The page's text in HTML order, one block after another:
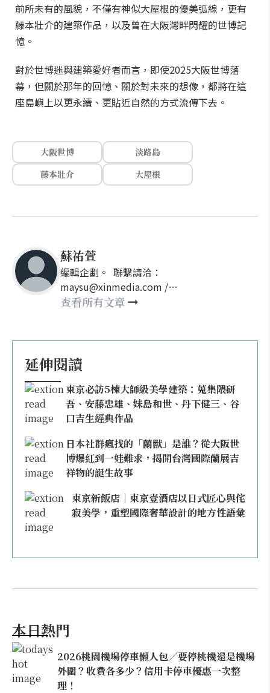
前所未有的風貌，不僅有神似大屋根的優美弧線，更有
藤本壯介的建築作品，以及曾在大阪灣畔閃耀的世博記
憶。
對於世博迷與建築愛好者而言，即使2025大阪世博落
幕，但關於那年的回憶、關於對未來的想像，都將在這
座島嶼上以更永續、更貼近自然的方式流傳下去。
大阪世博
淡路島
藤本壯介
大屋根
蘇祐萱
編輯企劃。 聯繫請洽：
maysu@xinmedia.com /
may860527@gmail.com
查看所有文章
延伸閱讀
東京必訪5棟大師級美學建築：蒐集隈研
吾、安藤忠雄、妹島和世、丹下健三、谷
口吉生經典作品
日本社群瘋找的「蘭獸」是誰？從大阪世
博爆紅到一娃難求，揭開台灣國際蘭展吉
祥物的誕生故事
東京新飯店｜東京壹酒店以日式匠心與侘
寂美學，重塑國際奢華設計的地方性語彙
本日熱門
2026桃園機場停車懶人包／要停桃機還是機場
外圍？收費各多少？信用卡停車優惠一次整
理！